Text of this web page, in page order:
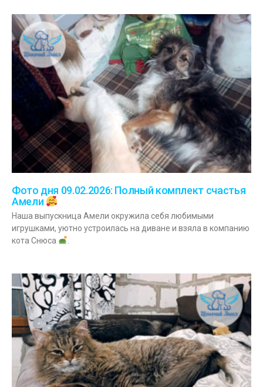
Фото дня 09.02.2026: Полный комплект счастья
Амели
Наша выпускница Амели окружила себя любимыми
игрушками, уютно устроилась на диване и взяла в компанию
кота Снюса